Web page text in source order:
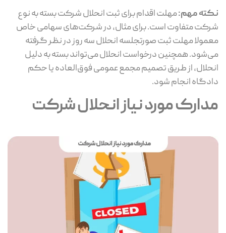
نکته مهم:مهلت اقدام برای ثبت انحلال شرکت بسته به نوع
شرکت متفاوت است. برای مثال، در شرکت‌های سهامی خاص
معمولا مهلت ثبت صورتجلسه انحلال سه روز در نظر گرفته
می‌شود. همچنین درخواست انحلال می‌تواند بسته به دلیل
انحلال، از طریق تصمیم مجمع عمومی فوق‌العاده یا حکم
دادگاه انجام شود.
مدارک مورد نیاز انحلال شرکت